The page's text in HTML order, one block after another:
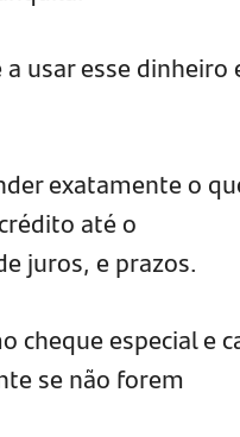
usar esse dinheiro
exatamente o
até o
juros, e prazos.
cheque especial e
se não forem